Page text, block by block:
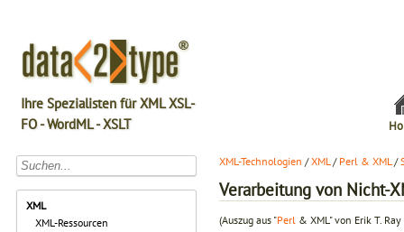
Ihre Spezialisten für XML XSL-
FO - WordML - XSLT
XML
XML-Ressourcen
XML-Technologien /XML/ Perl & XML/
Verarbeitung von Nicht-
(Auszug aus "Perl & XML" von Erik T.